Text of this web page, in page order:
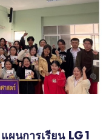
นการเรียน LG1